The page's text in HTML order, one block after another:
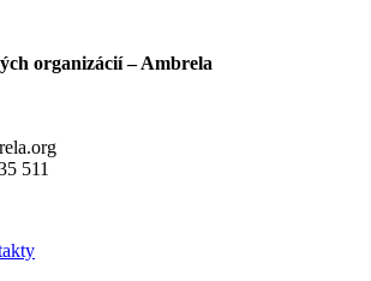
organizácií – Ambrela
511